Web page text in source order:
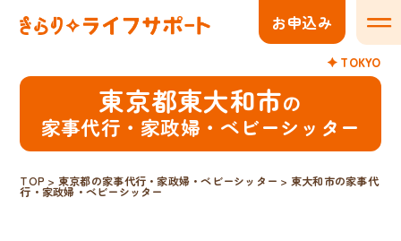
お申込み メ
TOKYO
東京都東大和市の
家事代行・家政婦・ベビーシッター
TOP > 東京都の家事代行・家政婦・ベビーシッター > 東大和市の家事代
行・家政婦・ベビーシッター